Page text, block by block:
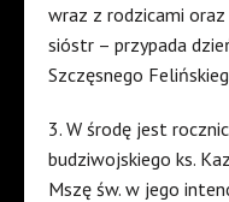
wraz z rodzicami
sióstr – przypada
Szczęsnego
3. W środę jest
budziwojskiego ks.
Mszę św. w jego